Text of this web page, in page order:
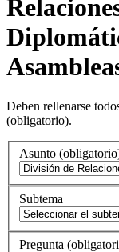
Deben rellenarse
(obligatorio).
Asunto
Subtema
Pregunta